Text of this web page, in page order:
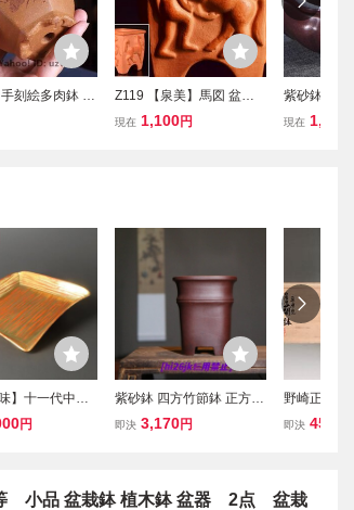
刻絵多肉鉢 紫
鉢 植木鉢 小
Z119 【泉美】馬図 盆栽
鉢 植木鉢カバー 四方形
現在 1,100円
紫砂鉢 円
栽鉢 植木
現在 1,125
】十一代中川
折溜四方盆 茶
円
紫砂鉢 四方竹節鉢 正方形
串筒蘭鉢 蘭草鉢 植木鉢小
即決 3,170円
野崎正二
焼 白薩
即決
小品 盆栽鉢 植木鉢 盆器 2点 盆栽